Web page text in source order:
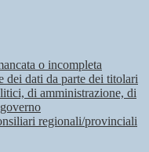
o incompleta
dei dati da parte dei titolari
di amministrazione, di
regionali/provinciali